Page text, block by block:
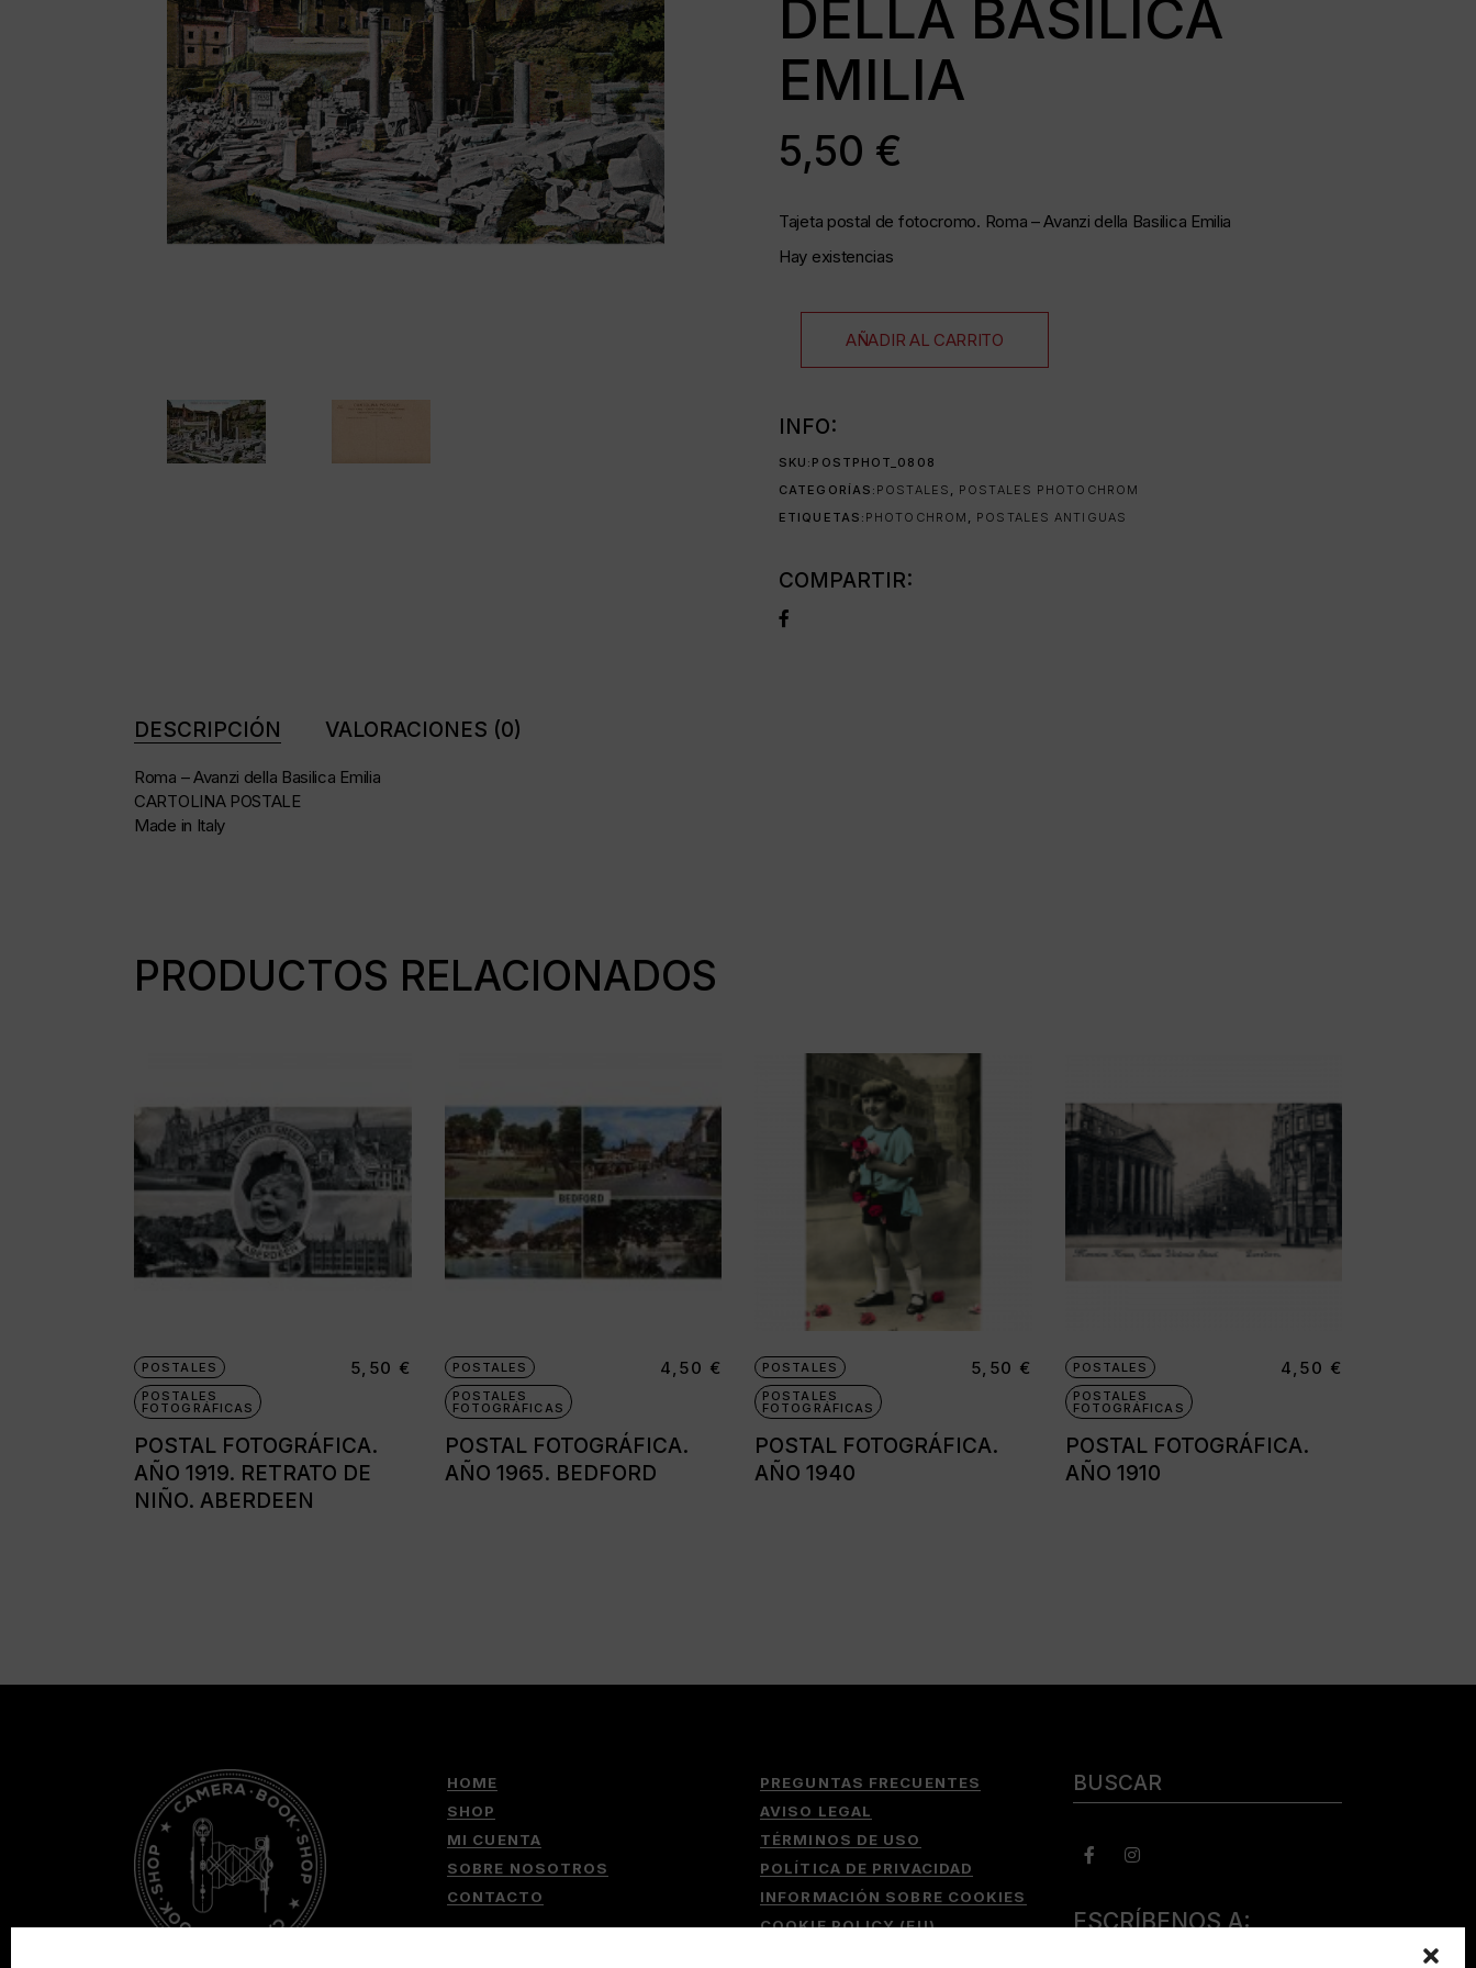
Cámaras disc
Cámaras instantáneas
Cámaras miniatura
Cámaras réflex de 2
objetivos
Cámaras réflex de 35 mm
DELLA BASILICA
EMILIA
5,50 €
Tajeta postal de fotocromo. Roma – Avanzi della Basilica Emilia
Hay existencias
AÑADIR AL CARRITO
INFO:
SKU: POSTPHOT_0808
CATEGORÍAS: POSTALES , POSTALES PHOTOCHROM
ETIQUETAS: PHOTOCHROM , POSTALES ANTIGUAS
COMPARTIR:
DESCRIPCIÓN VALORACIONES (0)
Roma – Avanzi della Basilica Emilia
CARTOLINA POSTALE
Made in Italy
PRODUCTOS RELACIONADOS
POSTALES
POSTALES
FOTOGRÁFICAS
POSTAL FOTOGRÁFICA.
AÑO 1919. RETRATO DE
NIÑO. ABERDEEN
5,50 €
POSTALES
POSTALES
FOTOGRÁFICAS
POSTAL FOTOGRÁFICA.
AÑO 1965. BEDFORD
4,50 €
POSTALES
POSTALES
FOTOGRÁFICAS
POSTAL FOTOGRÁFICA.
AÑO 1940
5,50 €
POSTALES
POSTALES
FOTOGRÁFICAS
POSTAL FOTOGRÁFICA.
AÑO 1910
4,50 €
HOME
SHOP
MI CUENTA
SOBRE NOSOTROS
CONTACTO
PREGUNTAS FRECUENTES
AVISO LEGAL
TÉRMINOS DE USO
POLÍTICA DE PRIVACIDAD
INFORMACIÓN SOBRE COOKIES
COOKIE POLICY (EU)
Buscar:
ESCRÍBENOS A: